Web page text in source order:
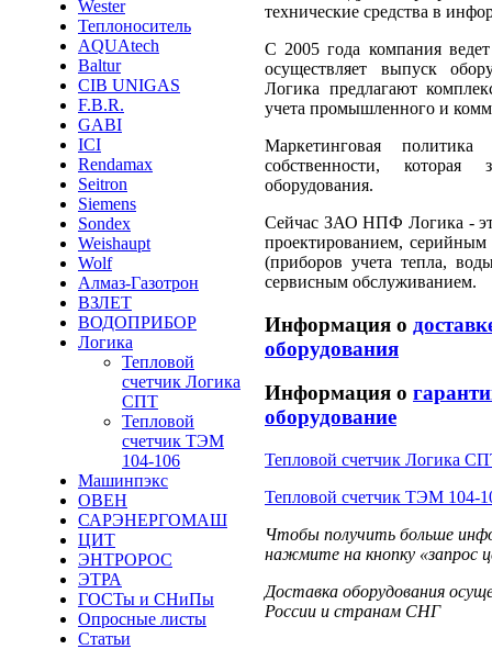
Wester
Теплоноситель
AQUAtech
Baltur
CIB UNIGAS
F.B.R.
GABI
ICI
Rendamax
Seitron
Siemens
Sondex
Weishaupt
Wolf
Алмаз-Газотрон
ВЗЛЕТ
ВОДОПРИБОР
Логика
Тепловой
счетчик Логика
СПТ
Тепловой
счетчик ТЭМ
104-106
Машинпэкс
ОВЕН
САРЭНЕРГОМАШ
ЦИТ
ЭНТРОРОС
ЭТРА
ГОСТы и СНиПы
Опросные листы
Статьи
технические средства в
С 2005 года компания
осуществляет выпуск
Логика предлагают
учета промышленного и
Маркетинговая
собственности, которая
оборудования.
Сейчас ЗАО НПФ Логика -
проектированием, серийным
(приборов учета тепла,
сервисным обслуживанием.
Информация о
оборудования
Информация о
оборудование
Тепловой счетчик Логика
Тепловой счетчик ТЭМ 104-
Чтобы получить больше
нажмите на кнопку «запрос
Доставка оборудования
России и странам СНГ